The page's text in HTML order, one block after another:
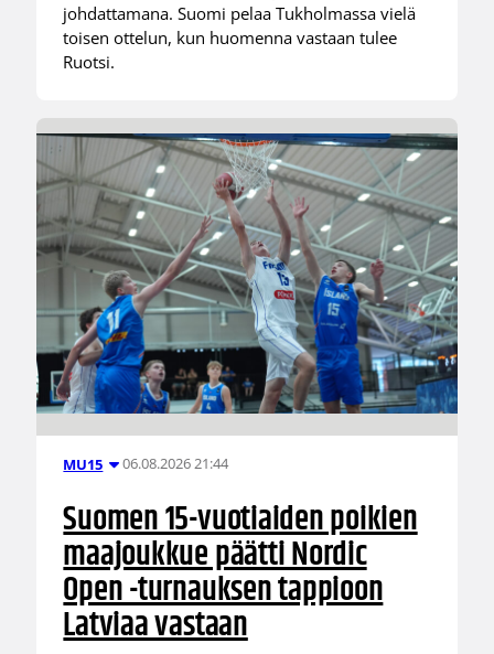
johdattamana. Suomi pelaa Tukholmassa vielä
toisen ottelun, kun huomenna vastaan tulee
Ruotsi.
MU15 06.08.2026 21:44
Suomen 15-vuotiaiden poikien
maajoukkue päätti Nordic
Open -turnauksen tappioon
Latviaa vastaan